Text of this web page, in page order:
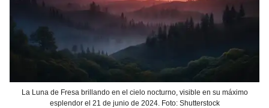
La Luna de Fresa brillando en el cielo nocturno, visible en su máximo
esplendor el 21 de junio de 2024. Foto: Shutterstock